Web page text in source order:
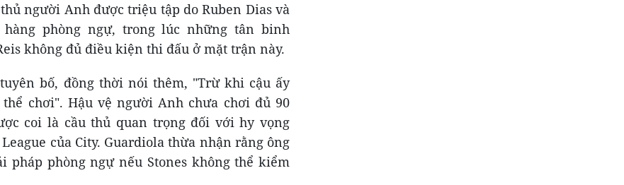
người Anh được triệu tập do Ruben Dias và
phòng ngự, trong lúc những tân binh
không đủ điều kiện thi đấu ở mặt trận này.
bố, đồng thời nói thêm, "Trừ khi cậu ấy
chơi". Hậu vệ người Anh chưa chơi đủ 90
coi là cầu thủ quan trọng đối với hy vọng
của City. Guardiola thừa nhận rằng ông
pháp phòng ngự nếu Stones không thể kiểm